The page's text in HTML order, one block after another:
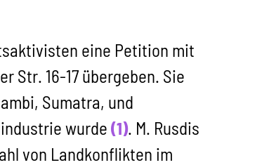
eine Petition mit
Str. 16-17 übergeben. Sie
Sumatra, und
wurde (1). M. Rusdis
von Landkonflikten im